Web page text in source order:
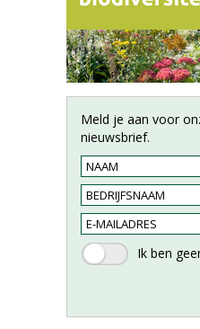
Meld je aan voor
nieuwsbrief.